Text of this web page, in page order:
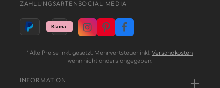
ZAHLUNGSARTEN SOCIAL MEDIA
* Alle Preise inkl. gesetzl. Mehrwertsteuer inkl. Versandkosten,
wenn nicht anders angegeben.
INFORMATION